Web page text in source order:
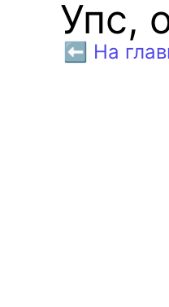
Упс,
⬅️ На